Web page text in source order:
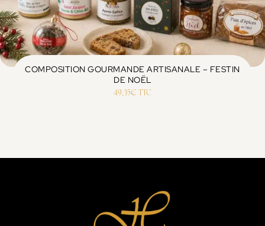
COMPOSITION GOURMANDE ARTISANALE – FESTIN
DE NOËL
49,35€ TTC